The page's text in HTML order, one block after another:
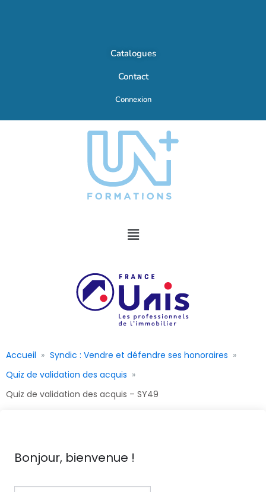
Catalogues
Contact
Connexion
Accueil
Syndic : Vendre et défendre ses honoraires
Quiz de validation des acquis
Quiz de validation des acquis – SY49
Bonjour, bienvenue !